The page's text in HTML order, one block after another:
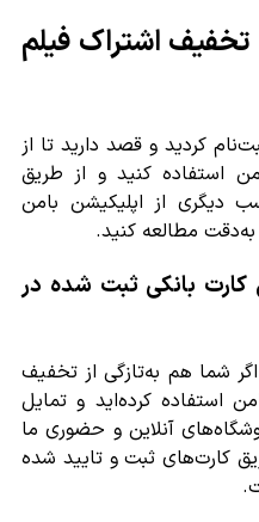
اشتراک فیلم
کردید و قصد دارید تا از
استفاده کنید و از طریق
دیگری از اپلیکیشن بامن
مطالعه کنید.
کارت بانکی ثبت شده در
شما هم به‌تازگی از تخفیف
استفاده کرده‌اید و تمایل
آنلاین و حضوری ما
کارت‌های ثبت و تایید شده